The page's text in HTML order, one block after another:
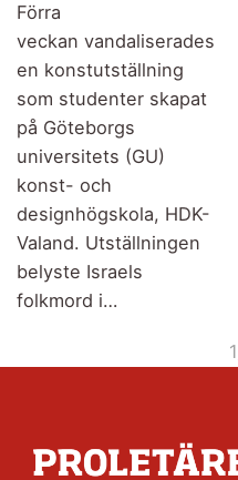
Förra
veckan vandaliserades
en konstutställning
som studenter skapat
på Göteborgs
universitets (GU)
konst- och
designhögskola, HDK-
Valand. Utställningen
belyste Israels
folkmord i…
1